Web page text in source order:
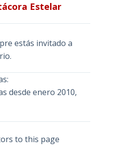
Estelar
estás invitado a
desde enero 2010,